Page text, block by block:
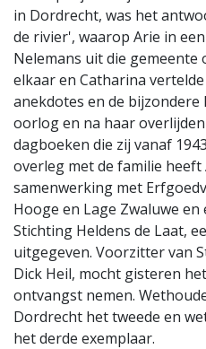
in Dordrecht, was het
de rivier', waarop Arie in
Nelemans uit die
elkaar en Catharina
anekdotes en de
oorlog en na haar
dagboeken die zij vanaf
overleg met de familie heeft
samenwerking met
Hooge en Lage Zwaluwe
Stichting Heldens de Laat,
uitgegeven. Voorzitter van
Dick Heil, mocht gisteren
ontvangst nemen.
Dordrecht het tweede en
het derde exemplaar.